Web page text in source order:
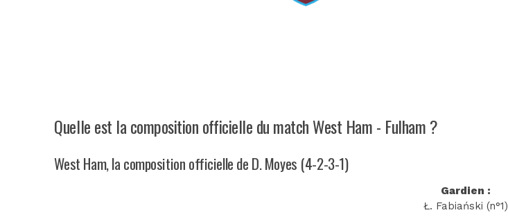
Quelle est la composition officielle du match West Ham - Fulham ?
West Ham, la composition officielle de D. Moyes (4-2-3-1)
Gardien :
Ł. Fabiański (n°1)